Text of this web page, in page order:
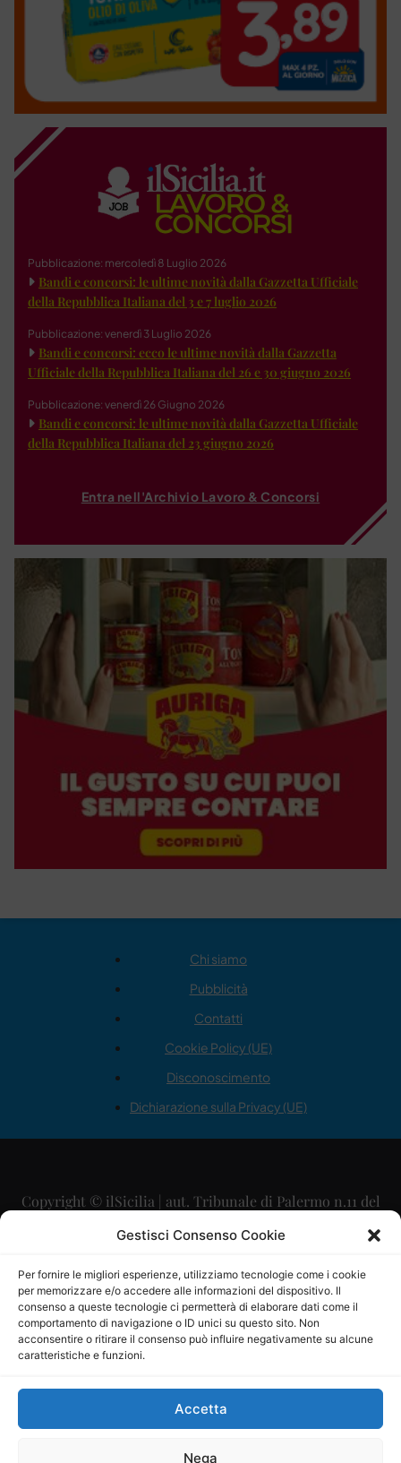
Gestisci Consenso Cookie
Per fornire le migliori esperienze, utilizziamo tecnologie come i cookie
per memorizzare e/o accedere alle informazioni del dispositivo. Il
consenso a queste tecnologie ci permetterà di elaborare dati come il
comportamento di navigazione o ID unici su questo sito. Non
acconsentire o ritirare il consenso può influire negativamente su alcune
caratteristiche e funzioni.
Accetta
Nega
Pubblicazione: mercoledì 8 Luglio 2026
Bandi e concorsi: le ultime novità dalla Gazzetta Ufficiale
della Repubblica Italiana del 3 e 7 luglio 2026
Pubblicazione: venerdì 3 Luglio 2026
Bandi e concorsi: ecco le ultime novità dalla Gazzetta
Ufficiale della Repubblica Italiana del 26 e 30 giugno 2026
Pubblicazione: venerdì 26 Giugno 2026
Bandi e concorsi: le ultime novità dalla Gazzetta Ufficiale
della Repubblica Italiana del 23 giugno 2026
Entra nell'Archivio Lavoro & Concorsi
Chi siamo
Pubblicità
Contatti
Cookie Policy (UE)
Disconoscimento
Dichiarazione sulla Privacy (UE)
Copyright © ilSicilia | aut. Tribunale di Palermo n.11 del
29/09/2015
Direttore Editoriale: Maurizio Scaglione
Direttore Responsabile: Maria Calabrese
P.IVA: 06334930820
Mercurio Comunicazione Società Cooperativa a r.l. è
iscritta al Registro degli Operatori di Comunicazione al